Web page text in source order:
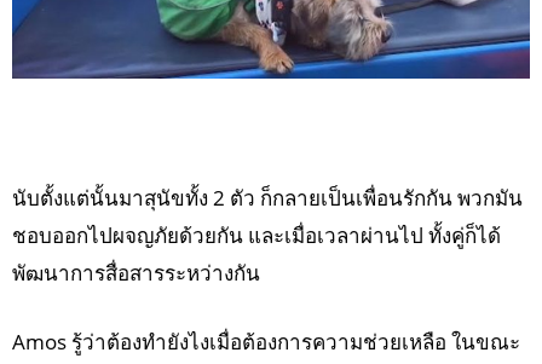
นับตั้งแต่นั้นมาสุนัขทั้ง 2 ตัว ก็กลายเป็นเพื่อนรักกัน พวกมัน
ชอบออกไปผจญภัยด้วยกัน และเมื่อเวลาผ่านไป ทั้งคู่ก็ได้
พัฒนาการสื่อสารระหว่างกัน
Amos รู้ว่าต้องทำยังไงเมื่อต้องการความช่วยเหลือ ในขณะ